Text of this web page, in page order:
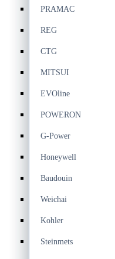
PRAMAC
REG
CTG
MITSUI
EVOline
POWERON
G-Power
Honeywell
Baudouin
Weichai
Kohler
Steinmets